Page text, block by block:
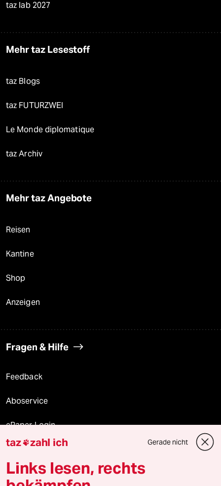
taz lab 2027
Mehr taz Lesestoff
taz Blogs
taz FUTURZWEI
Le Monde diplomatique
taz Archiv
Mehr taz Angebote
Reisen
Kantine
Shop
Anzeigen
Fragen & Hilfe
Feedback
Aboservice
ePaper Login
Downloads für Abonnierende
taz zahl ich Gerade nicht
Links lesen, rechts